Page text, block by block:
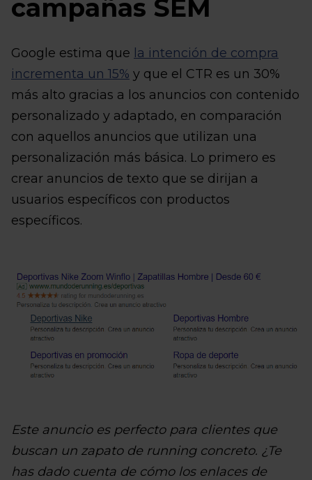
campañas SEM
Google estima que la intención de compra
incrementa un 15% y que el CTR es un 30%
más alto gracias a los anuncios con contenido
personalizado y adaptado, en comparación
con aquellos anuncios que utilizan una
personalización más básica. Lo primero es
crear anuncios de texto que se dirijan a
usuarios específicos con productos
específicos.
Este anuncio es perfecto para clientes que
buscan un zapato de running concreto. ¿Te
has dado cuenta de cómo los enlaces de